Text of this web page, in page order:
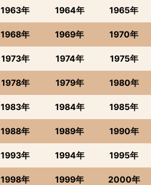
1963年 1964年 1965年
1968年 1969年 1970年
1973年 1974年 1975年
1978年 1979年 1980年
1983年 1984年 1985年
1988年 1989年 1990年
1993年 1994年 1995年
1998年 1999年 2000年